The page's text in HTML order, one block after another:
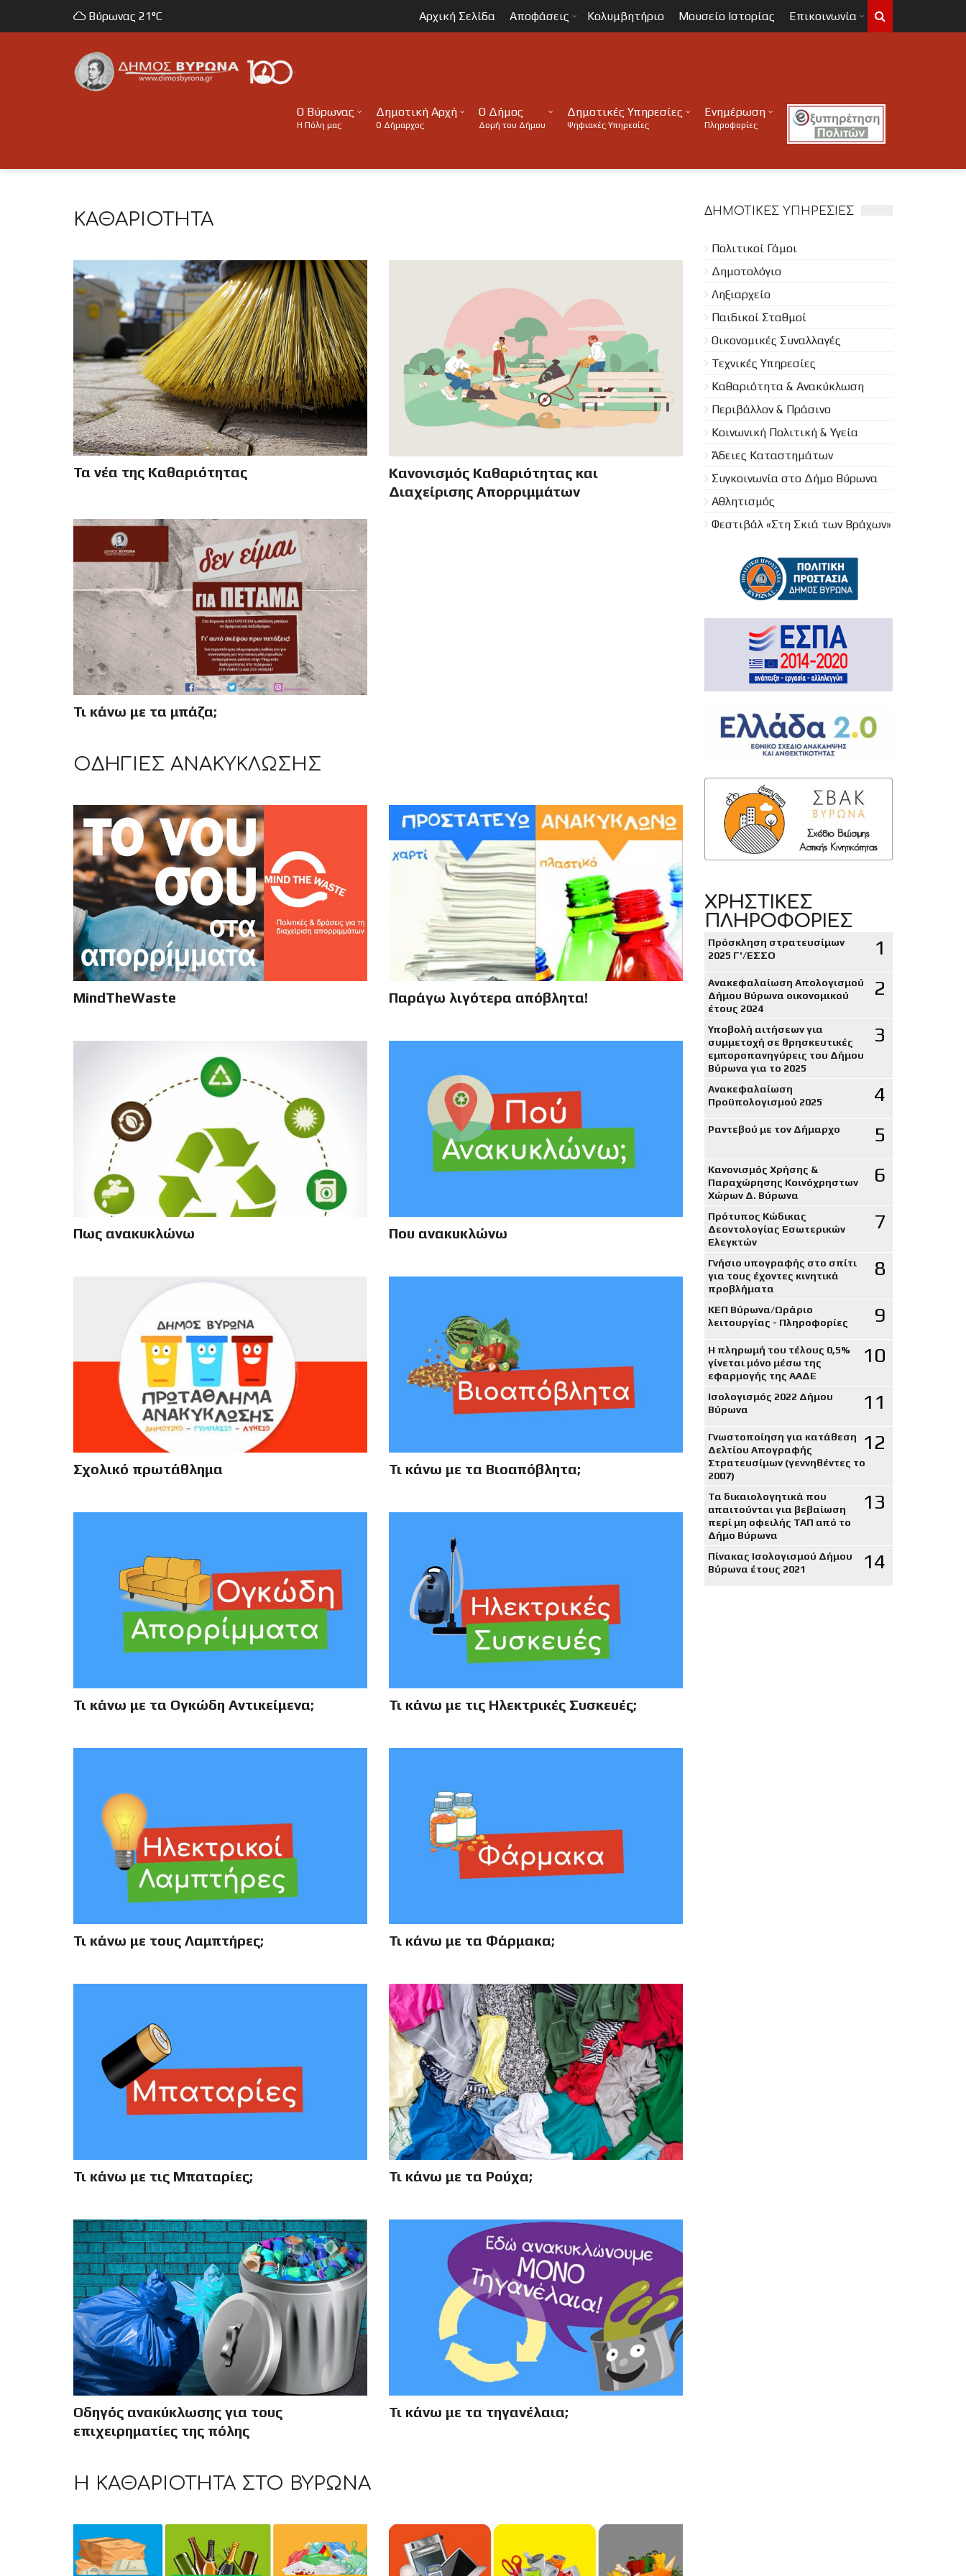
Βύρωνας 21°C Αρχική Σελίδα Αποφάσεις Κολυμβητήριο Μουσείο Ιστορίας Επικοινωνία
Ο Βύρωνας
Η Πόλη μας
Δημοτική Αρχή
Ο Δήμαρχος
Ο Δήμος
Δομή του Δήμου
Δημοτικές Υπηρεσίες
Ψηφιακές Υπηρεσίες
Ενημέρωση
Πληροφορίες
ΚΑΘΑΡΙΌΤΗΤΑ
Τα νέα της Καθαριότητας
Κανονισμός Καθαριότητας και
Διαχείρισης Απορριμμάτων
Τι κάνω με τα μπάζα;
ΟΔΗΓΊΕΣ ΑΝΑΚΎΚΛΩΣΗΣ
MindTheWaste Παράγω λιγότερα απόβλητα!
Πως ανακυκλώνω Που ανακυκλώνω
Σχολικό πρωτάθλημα Τι κάνω με τα Βιοαπόβλητα;
Τι κάνω με τα Ογκώδη Αντικείμενα; Τι κάνω με τις Ηλεκτρικές Συσκευές;
Τι κάνω με τους Λαμπτήρες; Τι κάνω με τα Φάρμακα;
Τι κάνω με τις Μπαταρίες; Τι κάνω με τα Ρούχα;
Οδηγός ανακύκλωσης για τους
επιχειρηματίες της πόλης
Τι κάνω με τα τηγανέλαια;
Η ΚΑΘΑΡΙΌΤΗΤΑ ΣΤΟ ΒΎΡΩΝΑ
ΔΗΜΟΤΙΚΈΣ ΥΠΗΡΕΣΊΕΣ
Πολιτικοί Γάμοι
Δημοτολόγιο
Ληξιαρχείο
Παιδικοί Σταθμοί
Οικονομικές Συναλλαγές
Τεχνικές Υπηρεσίες
Καθαριότητα & Ανακύκλωση
Περιβάλλον & Πράσινο
Κοινωνική Πολιτική & Υγεία
Άδειες Καταστημάτων
Συγκοινωνία στο Δήμο Βύρωνα
Αθλητισμός
Φεστιβάλ «Στη Σκιά των Βράχων»
ΧΡΗΣΤΙΚΕΣ
ΠΛΗΡΟΦΟΡΙΕΣ
Πρόσκληση στρατευσίμων
2025 Γ'/ΕΣΣΟ
1
Ανακεφαλαίωση Απολογισμού
Δήμου Βύρωνα οικονομικού
έτους 2024
2
Υποβολή αιτήσεων για
συμμετοχή σε θρησκευτικές
εμποροπανηγύρεις του Δήμου
Βύρωνα για το 2025
3
Ανακεφαλαίωση
Προϋπολογισμού 2025
4
Ραντεβού με τον Δήμαρχο 5
Κανονισμός Χρήσης &
Παραχώρησης Κοινόχρηστων
Χώρων Δ. Βύρωνα
6
Πρότυπος Κώδικας
Δεοντολογίας Εσωτερικών
Ελεγκτών
7
Γνήσιο υπογραφής στο σπίτι
για τους έχοντες κινητικά
προβλήματα
8
ΚΕΠ Βύρωνα/Ωράριο
λειτουργίας - Πληροφορίες
9
Η πληρωμή του τέλους 0,5%
γίνεται μόνο μέσω της
εφαρμογής της ΑΑΔΕ
10
Ισολογισμός 2022 Δήμου
Βύρωνα
11
Γνωστοποίηση για κατάθεση
Δελτίου Απογραφής
Στρατευσίμων (γεννηθέντες το
2007)
12
Τα δικαιολογητικά που
απαιτούνται για βεβαίωση
περί μη οφειλής ΤΑΠ από το
Δήμο Βύρωνα
13
Πίνακας Ισολογισμού Δήμου
Βύρωνα έτους 2021
14